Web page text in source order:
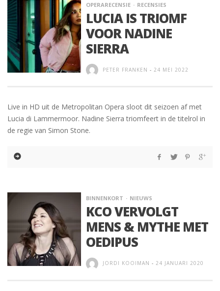
OPERARECENSIE RECENSIES
LUCIA IS TRIOMF
VOOR NADINE
SIERRA
PETER FRANKEN - 24 MEI 2022
Live in HD uit de Metropolitan Opera sloot dit seizoen af met
Lucia di Lammermoor. Nadine Sierra triomfeert in de titelrol in
de regie van Simon Stone.
BINNENKORT NIEUWS
KCO VERVOLGT
MENS & MYTHE MET
OEDIPUS
JORDI KOOIMAN - 24 JANUARI 2020